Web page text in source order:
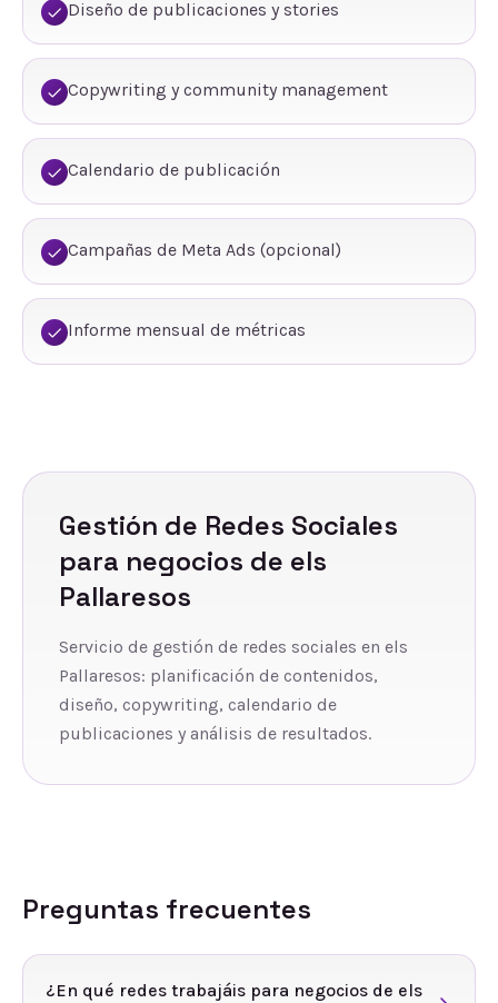
Diseño de publicaciones y stories
Copywriting y community management
Calendario de publicación
Campañas de Meta Ads (opcional)
Informe mensual de métricas
Gestión de Redes Sociales
para negocios de els
Pallaresos
Servicio de gestión de redes sociales en els
Pallaresos: planificación de contenidos,
diseño, copywriting, calendario de
publicaciones y análisis de resultados.
Preguntas frecuentes
¿En qué redes trabajáis para negocios de els